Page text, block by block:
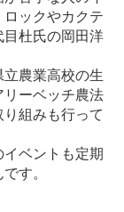
ックやカクテ
杜氏の岡田洋
農業高校の生
ーベッチ農法
組みも行って
ベントも定期
す。